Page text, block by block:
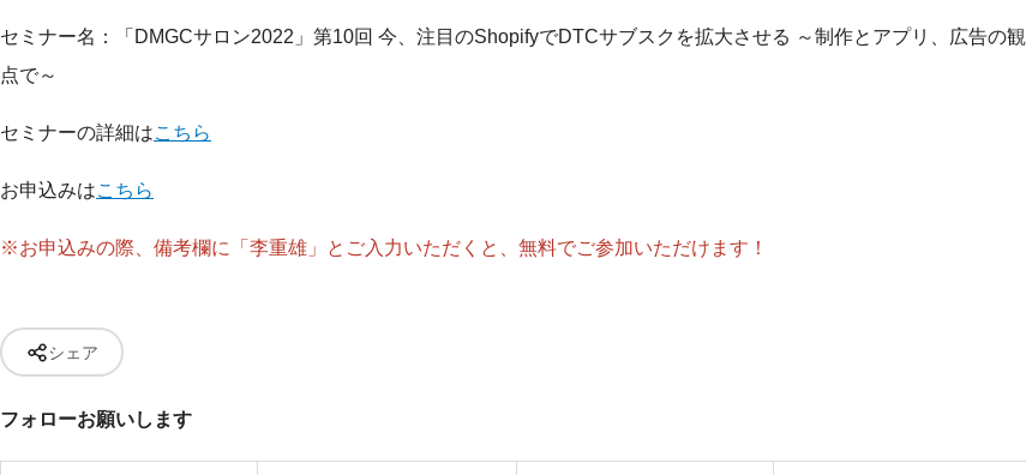
セミナー名：「DMGCサロン2022」第10回 今、注目のShopifyでDTCサブスクを拡大させる ～制作とアプリ、広告の観
点で～
セミナーの詳細はこちら
お申込みはこちら
※お申込みの際、備考欄に「李重雄」とご入力いただくと、無料でご参加いただけます！
シェア
フォローお願いします